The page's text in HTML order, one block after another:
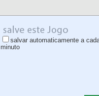
salvar automaticamente a
minuto